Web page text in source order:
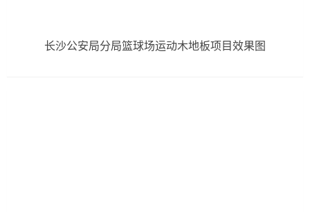
长沙公安局分局篮球场运动木地板项目效果图